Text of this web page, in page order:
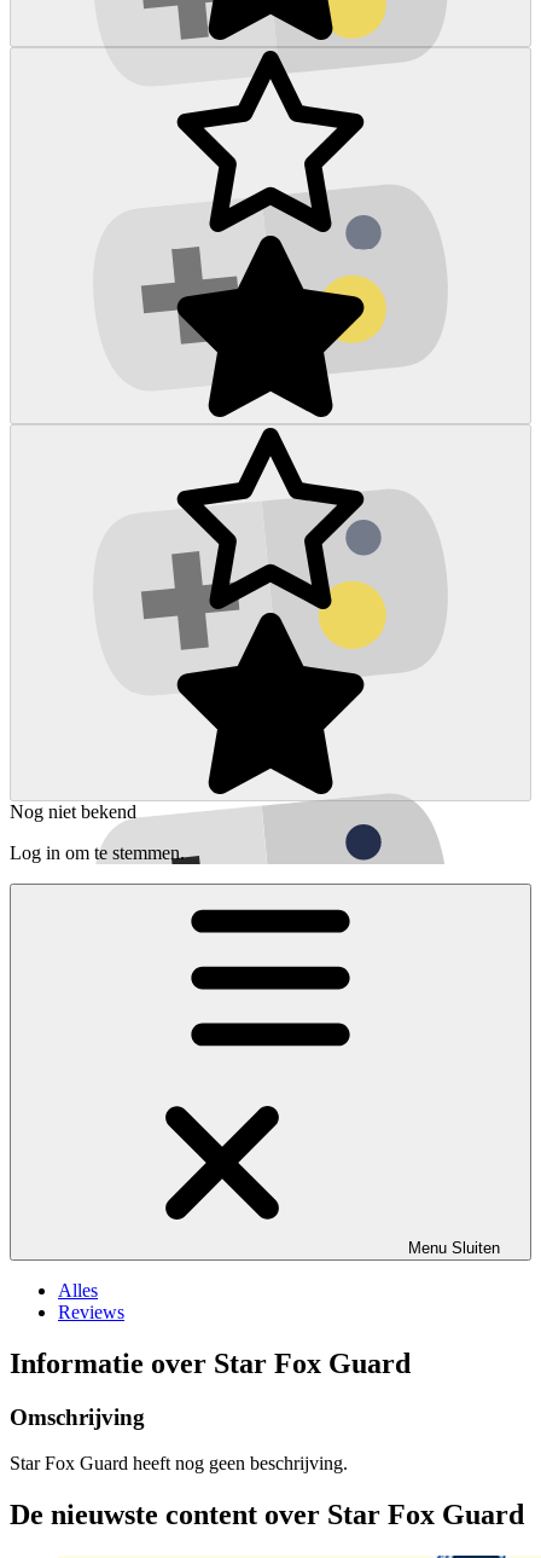
Nog niet bekend
Log in om te stemmen.
Menu Sluiten
Alles
Reviews
Informatie over Star Fox Guard
Omschrijving
Star Fox Guard heeft nog geen beschrijving.
De nieuwste content over Star Fox Guard